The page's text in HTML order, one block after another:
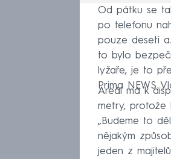
Od pátku se
po telefonu
pouze deseti
to bylo
lyžaře, je to
Prima NEWS
Areál má k
metry, protože
„Budeme to
nějakým
jeden z